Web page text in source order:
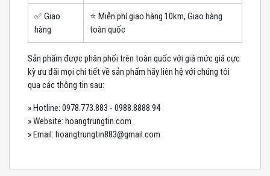
✅ Giao
hàng
⭐️ Miễn phí giao hàng 10km, Giao hàng
toàn quốc
Sản phẩm được phân phối trên toàn quốc với giá mức giá cực
kỳ ưu đãi mọi chi tiết về sản phẩm hãy liên hệ với chúng tôi
qua các thông tin sau:
» Hotline: 0978.773.883 - 0988.8888.94
» Website: hoangtrungtin.com
» Email: hoangtrungtin883@gmail.com